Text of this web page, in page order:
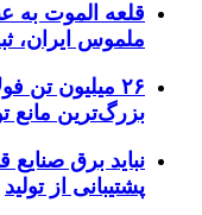
قلعه الموت به
ملموس ایران،
۲۶ میلیون تن
بزرگ‌ترین مانع
نباید برق
پشتیبانی از تولید